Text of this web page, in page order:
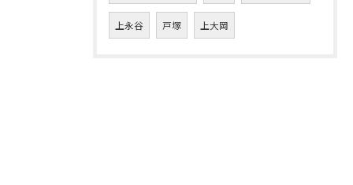
上永谷 戸塚 上大岡